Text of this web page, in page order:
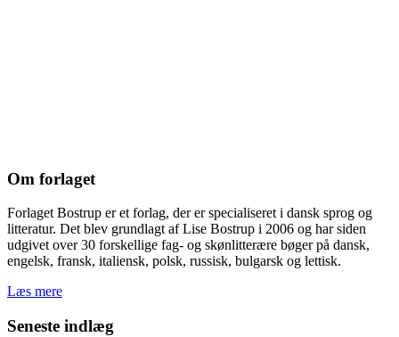
Om forlaget
Forlaget Bostrup er et forlag, der er specialiseret i dansk sprog og
litteratur. Det blev grundlagt af Lise Bostrup i 2006 og har siden
udgivet over 30 forskellige fag- og skønlitterære bøger på dansk,
engelsk, fransk, italiensk, polsk, russisk, bulgarsk og lettisk.
Læs mere
Seneste indlæg